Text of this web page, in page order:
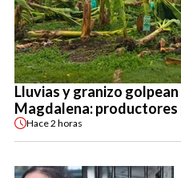
Lluvias y granizo
Magdalena: productores
Hace2 horas